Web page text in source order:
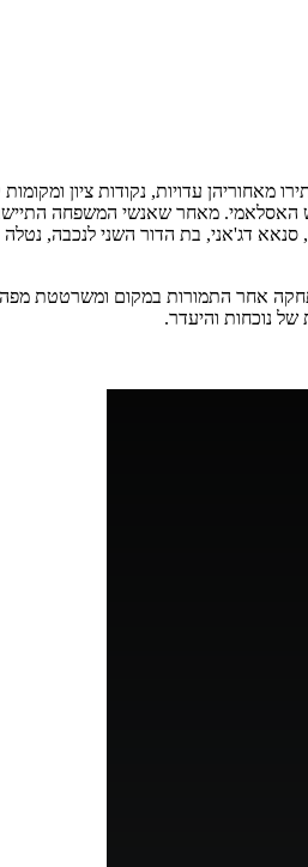
מאחוריהן עדויות, נקודות ציון
האסלאמי. מאחר שאנשי המשפחה
דג'אני, בת הדור השני לנכבה,
אחר התמורות במקום ומשרטטת מפה
נוכחות והיעדר.